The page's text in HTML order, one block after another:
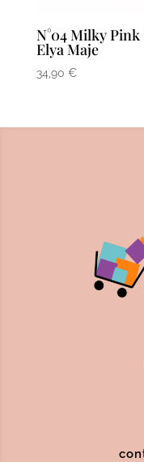
N°04 Milky
Elya Maje
34,90 €